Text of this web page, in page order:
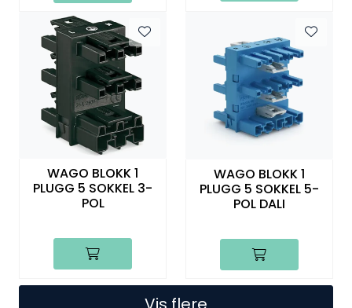
WAGO BLOKK 1
PLUGG 5 SOKKEL 3-
POL
WAGO BLOKK 1
PLUGG 5 SOKKEL 5-
POL DALI